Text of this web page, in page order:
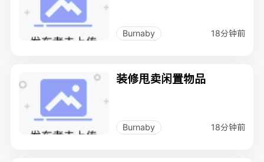
Burnaby 18分钟前
装修甩卖闲置物品
Burnaby 18分钟前